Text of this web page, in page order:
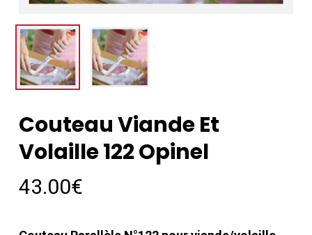
Couteau Viande Et
Volaille 122 Opinel
43.00€